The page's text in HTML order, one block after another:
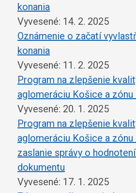
konania
Vyvesené: 14. 2. 2025
Oznámenie o začatí
konania
Vyvesené: 11. 2. 2025
Program na zlepšenie
aglomeráciu Košice a zónu
Vyvesené: 20. 1. 2025
Program na zlepšenie
aglomeráciu Košice a
zaslanie správy o
dokumentu
Vyvesené: 17. 1. 2025